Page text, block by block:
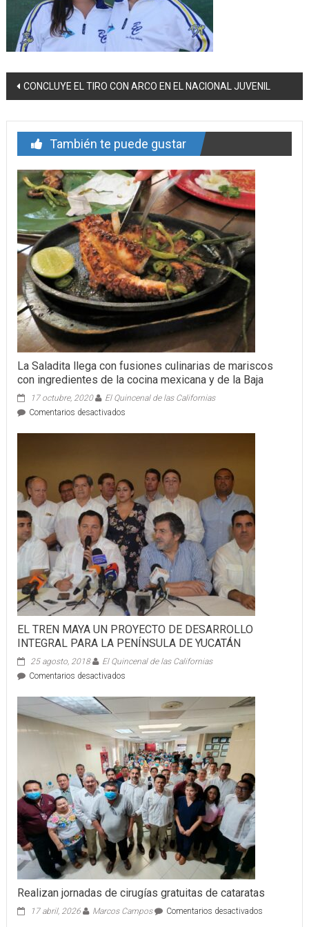
Navegación
entrada
CONCLUYE EL TIRO CON ARCO EN EL NACIONAL JUVENIL
También te puede gustar
La Saladita llega con fusiones culinarias de mariscos
con ingredientes de la cocina mexicana y de la Baja
17 octubre, 2020
El Quincenal de las Californias
Comentarios desactivadosen
fusiones
culinarias
de
mariscos
con
ingredientes
de
la
cocina
mexicana
y
de
la
Baja
EL TREN MAYA UN PROYECTO DE DESARROLLO
INTEGRAL PARA LA PENÍNSULA DE YUCATÁN
25 agosto, 2018
El Quincenal de las Californias
Comentarios desactivadosen
TREN
PROYECTO
DE
DESARROLLO
INTEGRAL
PARA
LA
PENÍNSULA
DE
YUCATÁN
Realizan jornadas de cirugías gratuitas de cataratas
17 abril, 2026 Marcos Campos Comentarios desactivadosen